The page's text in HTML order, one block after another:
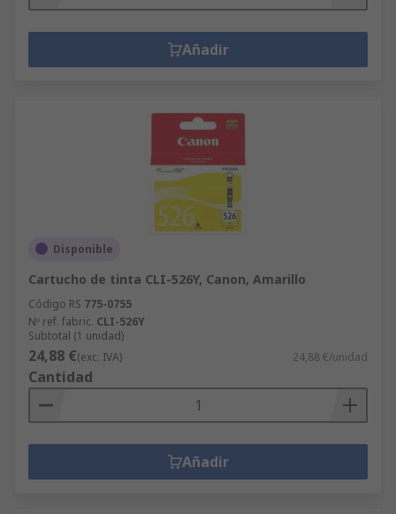
Añadir
Disponible
Cartucho de tinta CLI-526Y, Canon, Amarillo
Código RS 775-0755
Nº ref. fabric. CLI-526Y
Subtotal (1 unidad)
24,88 €(exc. IVA) 24,88 €/unidad
Cantidad
Añadir